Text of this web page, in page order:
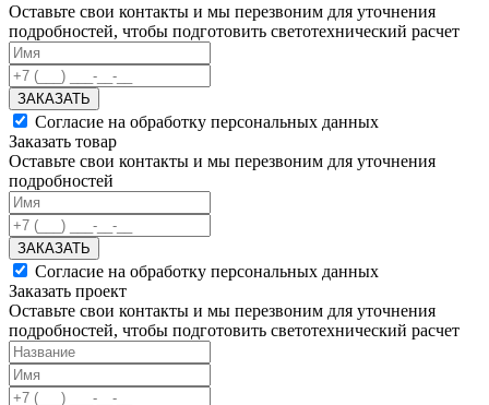
Оставьте свои контакты и мы перезвоним для уточнения
подробностей, чтобы подготовить светотехнический расчет
ЗАКАЗАТЬ
Согласие на обработку персональных данных
Заказать товар
Оставьте свои контакты и мы перезвоним для уточнения
подробностей
ЗАКАЗАТЬ
Согласие на обработку персональных данных
Заказать проект
Оставьте свои контакты и мы перезвоним для уточнения
подробностей, чтобы подготовить светотехнический расчет